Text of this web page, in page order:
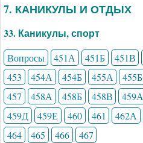
7. КАНИКУЛЫ И ОТДЫХ
33. Каникулы, спорт
Вопросы 451А 451Б 451В
453
454А 454Б 455А 455Б
457
458А 458Б 458В 459А
459Д
459Е 460 461 462А
464
465 466 467